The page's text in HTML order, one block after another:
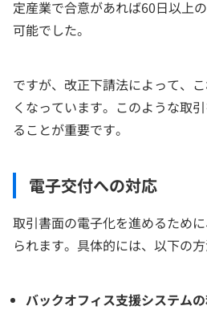
定産業で合意があれば60日以上
可能でした。
ですが、改正下請法によって、
くなっています。このような取
ることが重要です。
電子交付への対応
取引書面の電子化を進めるため
られます。具体的には、以下の方
バックオフィス支援システム